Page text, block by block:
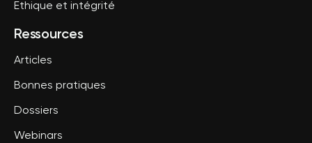
Ethique et intégrité
Ressources
Articles
Bonnes pratiques
Dossiers
Webinars